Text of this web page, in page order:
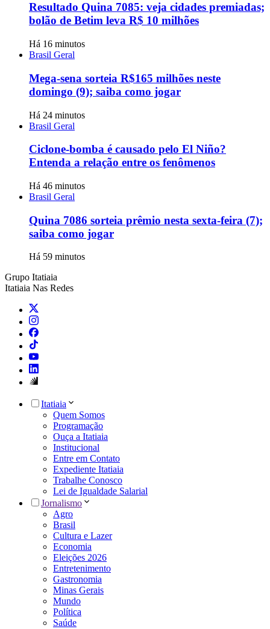
Resultado Quina 7085: veja cidades premiadas;
bolão de Betim leva R$ 10 milhões
Há 16 minutos
Brasil Geral
Mega-sena sorteia R$165 milhões neste
domingo (9); saiba como jogar
Há 24 minutos
Brasil Geral
Ciclone-bomba é causado pelo El Niño?
Entenda a relação entre os fenômenos
Há 46 minutos
Brasil Geral
Quina 7086 sorteia prêmio nesta sexta-feira (7);
saiba como jogar
Há 59 minutos
Grupo Itatiaia
Itatiaia Nas Redes
Itatiaia
Quem Somos
Programação
Ouça a Itatiaia
Institucional
Entre em Contato
Expediente Itatiaia
Trabalhe Conosco
Lei de Igualdade Salarial
Jornalismo
Agro
Brasil
Cultura e Lazer
Economia
Eleições 2026
Entretenimento
Gastronomia
Minas Gerais
Mundo
Política
Saúde